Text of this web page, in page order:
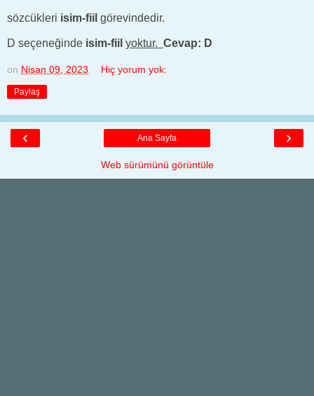
sözcükleri isim-fiil görevindedir.
D seçeneğinde isim-fiil yoktur. Cevap: D
on Nisan 09, 2023 Hiç yorum yok:
Paylaş
‹ ›
Ana Sayfa
Web sürümünü görüntüle